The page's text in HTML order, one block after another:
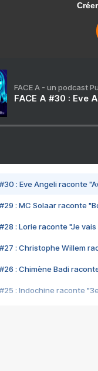
FACE A - un podcast
FACE A #30 : Eve
#30 : Eve Angeli raconte
#29 : MC Solaar raconte
#28 : Lorie raconte "Je
#27 : Christophe Willem
#26 : Chimène Badi
#25 : Indochine raconte